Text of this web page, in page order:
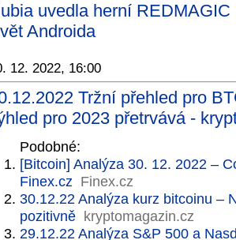
uvedla herní
Androida
12. 2022, 16:00
Tržní přehled pro
pro 2023 přetrvává -
Podobné:
[Bitcoin] Analýza 30. 12. 2022 –
Finex.cz Finex.cz
30.12.22 Analýza kurz bitcoinu –
pozitivně kryptomagazin.cz
29.12.22 Analýza S&P 500 a